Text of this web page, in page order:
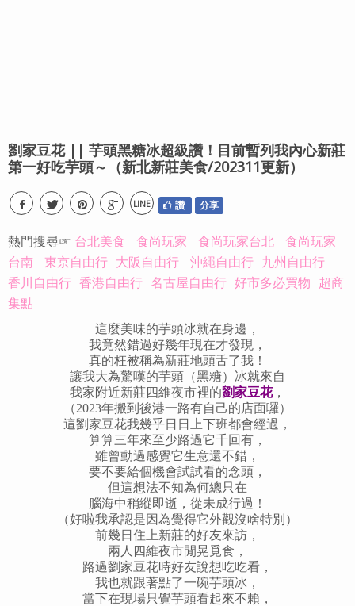
劉家豆花 || 芋頭黑糖冰超級讚！目前暫列我內心新莊
第一好吃芋頭～（新北新莊美食/202311更新）
LINE 讚 分享
熱門搜尋☞ 台北美食 食尚玩家 食尚玩家台北
食尚玩家
台南
東京自由行 大阪自由行 沖繩自由行 九州自由行
香川自由行 香港自由行 名古屋自由行 好市多必買物 超商
集點
這麼美味的芋頭冰就在身邊，
我竟然錯過好幾年現在才發現，
真的枉被稱為新莊地頭舌了我！
讓我大為驚嘆的芋頭（黑糖）冰就來自
我家附近新莊四維夜市裡的劉家豆花，
（2023年搬到後港一路有自己的店面囉）
這劉家豆花我幾乎日日上下班都會經過，
算算三年來至少路過它千回有，
雖曾動過感覺它生意還不錯，
要不要給個機會試試看的念頭，
但這想法不知為何總只在
腦海中稍縱即逝，從未成行過！
（好啦我承認是因為覺得它外觀沒啥特別）
前幾日住上新莊的好友來訪，
兩人四維夜市閒晃覓食，
路過劉家豆花時好友說想吃吃看，
我也就跟著點了一碗芋頭冰，
當下在現場只覺芋頭看起來不賴，